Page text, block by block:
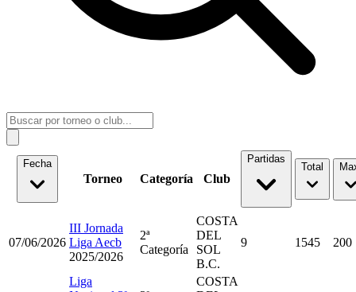
Fecha
Torneo Categoría Club
Partidas
Total
07/06/2026
III Jornada
Liga Aecb
2025/2026
2ª
Categoría
COSTA
DEL
SOL
B.C.
9 1545 200
Liga
COSTA